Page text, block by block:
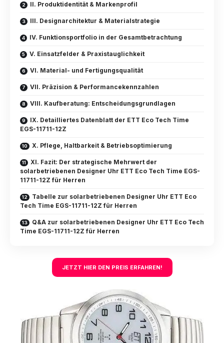
II. Produktidentität & Markenprofil
III. Designarchitektur & Materialstrategie
IV. Funktionsportfolio in der Gesamtbetrachtung
V. Einsatzfelder & Praxistauglichkeit
VI. Material- und Fertigungsqualität
VII. Präzision & Performancekennzahlen
VIII. Kaufberatung: Entscheidungsgrundlagen
IX. Detailliertes Datenblatt der ETT Eco Tech Time
EGS-11711-12Z
X. Pflege, Haltbarkeit & Betriebsoptimierung
XI. Fazit: Der strategische Mehrwert der
solarbetriebenen Designer Uhr ETT Eco Tech Time EGS-
11711-12Z für Herren
Tabelle zur solarbetriebenen Designer Uhr ETT Eco
Tech Time EGS-11711-12Z für Herren
Q&A zur solarbetriebenen Designer Uhr ETT Eco Tech
Time EGS-11711-12Z für Herren
JETZT HIER DEN PREIS ERFAHREN!